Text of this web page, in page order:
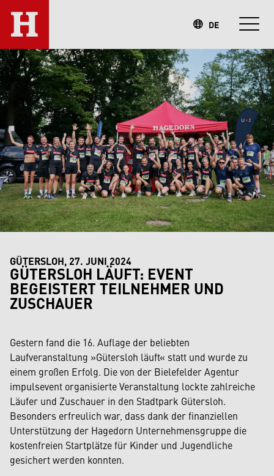
DE
GÜTERSLOH, 27. JUNI 2024
GÜTERSLOH LÄUFT: EVENT
BEGEISTERT TEILNEHMER UND
ZUSCHAUER
Gestern fand die 16. Auflage der beliebten
Laufveranstaltung »Gütersloh läuft« statt und wurde zu
einem großen Erfolg. Die von der Bielefelder Agentur
impulsevent organisierte Veranstaltung lockte zahlreiche
Läufer und Zuschauer in den Stadtpark Gütersloh.
Besonders erfreulich war, dass dank der finanziellen
Unterstützung der Hagedorn Unternehmensgruppe die
kostenfreien Startplätze für Kinder und Jugendliche
gesichert werden konnten.